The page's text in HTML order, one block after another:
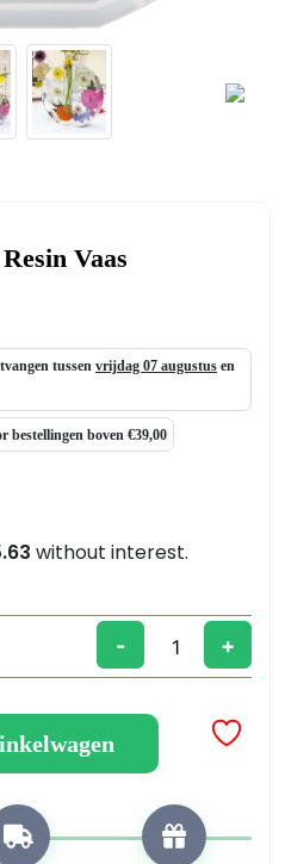
Vaas
tussen vrijdag 07 augustus en
bestellingen boven €39,00
- +